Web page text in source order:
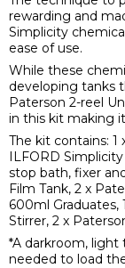
rewarding and
Simplicity
ease of use.
While these
developing tanks
Paterson 2-reel
in this kit making
The kit contains: 1
ILFORD
stop bath, fixer
Film Tank, 2 x
600ml Graduates,
Stirrer, 2 x
*A darkroom, light
needed to load